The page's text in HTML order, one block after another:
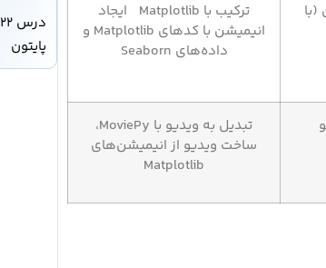
ترکیب با Matplotlib ایجاد
انیمیشن با کدهای Matplotlib و
داده‌های Seaborn
تبدیل به ویدیو با MoviePy،
ساخت ویدیو از انیمیشن‌های
Matplotlib
پایتون